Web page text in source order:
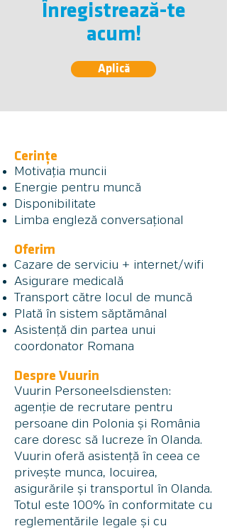
Înregistrează-te
acum!
Aplică
Cerințe
Motivația muncii
Energie pentru muncă
Disponibilitate
Limba engleză conversațional
Oferim
Cazare de serviciu + internet/wifi
Asigurare medicală
Transport către locul de muncă
Plată în sistem săptămânal
Asistență din partea unui
coordonator Romana
Despre Vuurin
Vuurin Personeelsdiensten:
agenție de recrutare pentru
persoane din Polonia și România
care doresc să lucreze în Olanda.
Vuurin oferă asistență în ceea ce
privește munca, locuirea,
asigurările și transportul în Olanda.
Totul este 100% în conformitate cu
reglementările legale și cu